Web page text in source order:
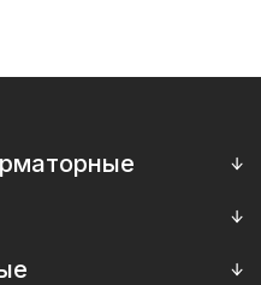
ТМГ, ТМЗ, ОМП